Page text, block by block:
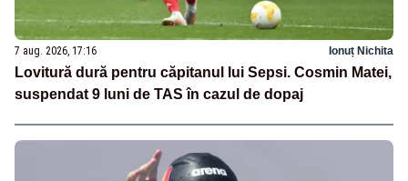
7 aug. 2026, 17:16 Ionuț Nichita
Lovitură dură pentru căpitanul lui Sepsi. Cosmin Matei,
suspendat 9 luni de TAS în cazul de dopaj